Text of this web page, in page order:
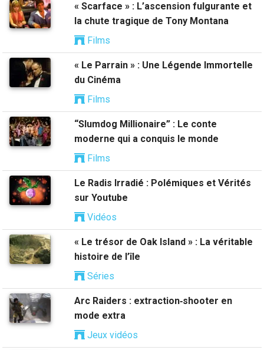
« Scarface » : L’ascension fulgurante et
la chute tragique de Tony Montana
Films
« Le Parrain » : Une Légende Immortelle
du Cinéma
Films
“Slumdog Millionaire” : Le conte
moderne qui a conquis le monde
Films
Le Radis Irradié : Polémiques et Vérités
sur Youtube
Vidéos
« Le trésor de Oak Island » : La véritable
histoire de l’île
Séries
Arc Raiders : extraction‑shooter en
mode extra
Jeux vidéos